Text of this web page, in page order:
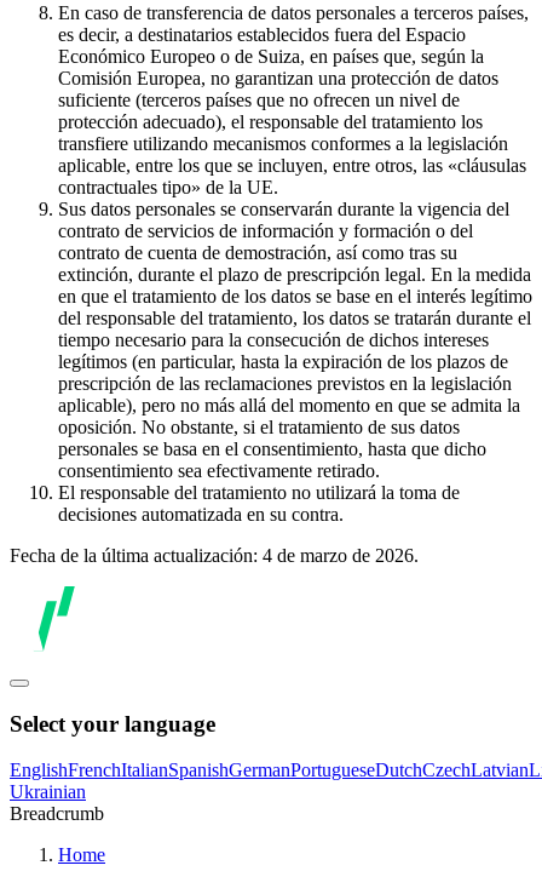
En caso de transferencia de datos personales a terceros países,
es decir, a destinatarios establecidos fuera del Espacio
Económico Europeo o de Suiza, en países que, según la
Comisión Europea, no garantizan una protección de datos
suficiente (terceros países que no ofrecen un nivel de
protección adecuado), el responsable del tratamiento los
transfiere utilizando mecanismos conformes a la legislación
aplicable, entre los que se incluyen, entre otros, las «cláusulas
contractuales tipo» de la UE.
Sus datos personales se conservarán durante la vigencia del
contrato de servicios de información y formación o del
contrato de cuenta de demostración, así como tras su
extinción, durante el plazo de prescripción legal. En la medida
en que el tratamiento de los datos se base en el interés legítimo
del responsable del tratamiento, los datos se tratarán durante el
tiempo necesario para la consecución de dichos intereses
legítimos (en particular, hasta la expiración de los plazos de
prescripción de las reclamaciones previstos en la legislación
aplicable), pero no más allá del momento en que se admita la
oposición. No obstante, si el tratamiento de sus datos
personales se basa en el consentimiento, hasta que dicho
consentimiento sea efectivamente retirado.
El responsable del tratamiento no utilizará la toma de
decisiones automatizada en su contra.
Fecha de la última actualización: 4 de marzo de 2026.
Select your language
EnglishFrenchItalianSpanishGermanPortugueseDutchCzechLatvian
Ukrainian
Breadcrumb
Home